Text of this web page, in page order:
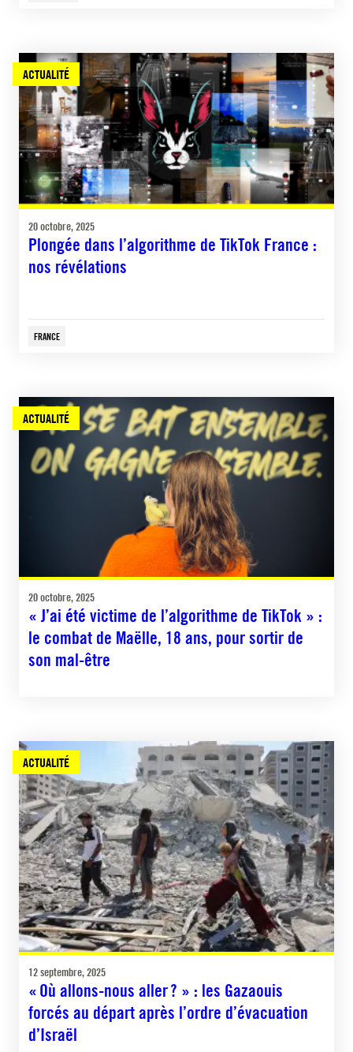
ACTUALITÉ
20 octobre, 2025
Plongée dans l’algorithme de TikTok France :
nos révélations
FRANCE
ACTUALITÉ
20 octobre, 2025
« J’ai été victime de l’algorithme de TikTok » :
le combat de Maëlle, 18 ans, pour sortir de
son mal-être
ACTUALITÉ
12 septembre, 2025
« Où allons-nous aller ? » : les Gazaouis
forcés au départ après l’ordre d’évacuation
d’Israël